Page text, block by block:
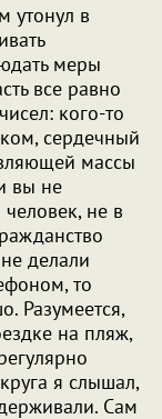
утонул в
меры
все равно
кого-то
сердечный
массы
вы не
не в
делали
то
Разумеется,
на пляж,
я слышал,
Сам